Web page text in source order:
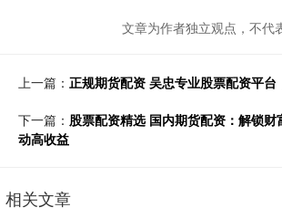
文章为作者独立观点，不代
上一篇： 正规期货配资 吴忠专业股票配资平台
下一篇： 股票配资精选 国内期货配资：解锁
动高收益
相关文章